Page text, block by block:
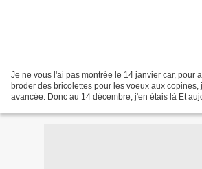
Je ne vous l'ai pas montrée le 14 janvier car, pour
broder des bricolettes pour les voeux aux copines,
avancée. Donc au 14 décembre, j'en étais là Et